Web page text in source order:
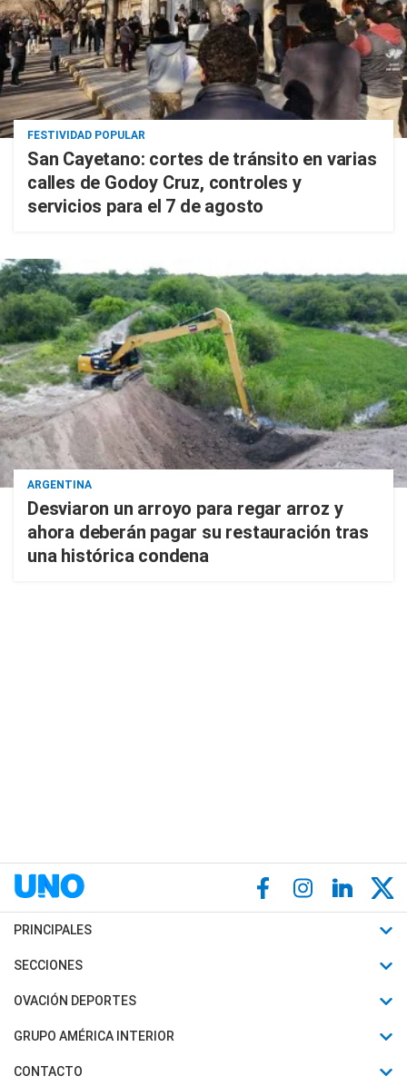
FESTIVIDAD POPULAR
San Cayetano: cortes de tránsito en varias
calles de Godoy Cruz, controles y
servicios para el 7 de agosto
ARGENTINA
Desviaron un arroyo para regar arroz y
ahora deberán pagar su restauración tras
una histórica condena
PRINCIPALES
Últimas Noticias
Política
Judiciales
SECCIONES
Horóscopo
Motores
OVACIÓN DEPORTES
Fútbol
Mundial
GRUPO AMÉRICA INTERIOR
Canal 7 en Vivo
CONTACTO